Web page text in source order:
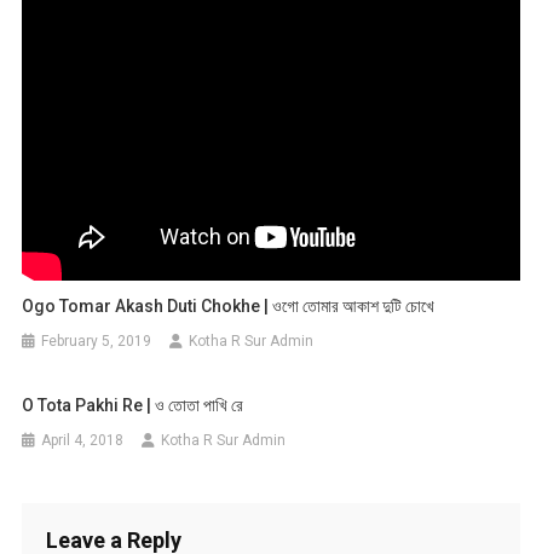
Ogo Tomar Akash Duti Chokhe | ওগো তোমার আকাশ দুটি চোখে
February 5, 2019 Kotha R Sur Admin
O Tota Pakhi Re | ও তোতা পাখি রে
April 4, 2018 Kotha R Sur Admin
Leave a Reply